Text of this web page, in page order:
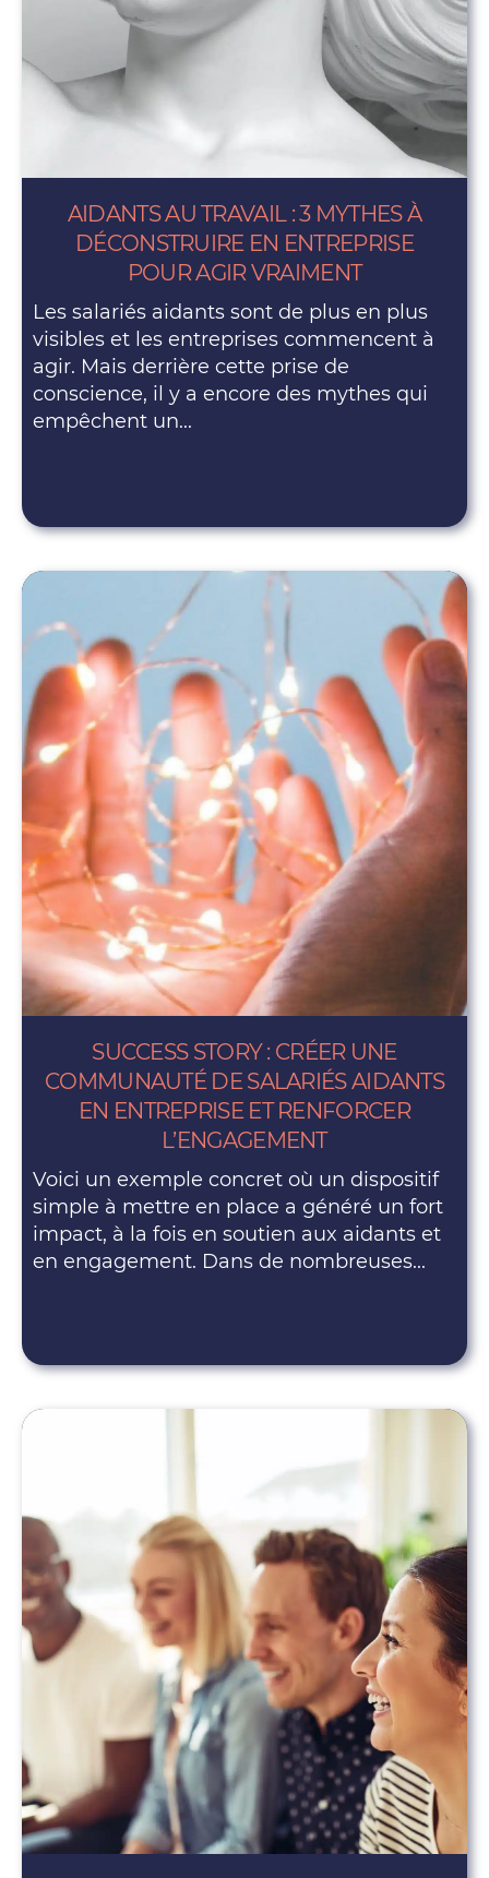
AIDANTS AU TRAVAIL : 3 MYTHES À
DÉCONSTRUIRE EN ENTREPRISE
POUR AGIR VRAIMENT
Les salariés aidants sont de plus en plus
visibles et les entreprises commencent à
agir. Mais derrière cette prise de
conscience, il y a encore des mythes qui
empêchent un...
SUCCESS STORY : CRÉER UNE
COMMUNAUTÉ DE SALARIÉS AIDANTS
EN ENTREPRISE ET RENFORCER
L’ENGAGEMENT
Voici un exemple concret où un dispositif
simple à mettre en place a généré un fort
impact, à la fois en soutien aux aidants et
en engagement. Dans de nombreuses...